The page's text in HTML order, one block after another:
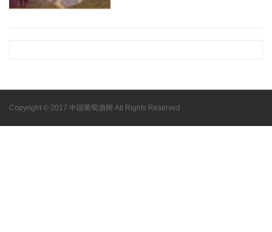
Copyright © 2017 中国葡萄酒网 All Rights Reserved